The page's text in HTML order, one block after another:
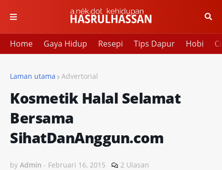
Home Gaya Hidup Resepi Tips Dapur Hobi
Laman utama Advertorial
Kosmetik Halal Selamat
Bersama
SihatDanAnggun.com
by Admin - Februari 16, 2015 2 Ulasan